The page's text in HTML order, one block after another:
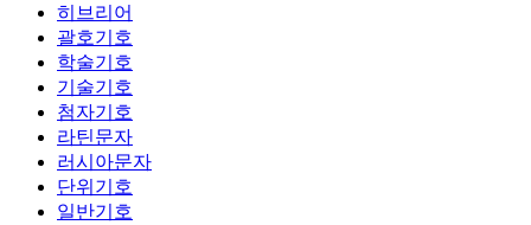
히브리어
괄호기호
학술기호
기술기호
첨자기호
라틴문자
러시아문자
단위기호
일반기호